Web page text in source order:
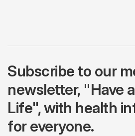
Subscribe to our
newsletter, "Have
Life", with health
for everyone.